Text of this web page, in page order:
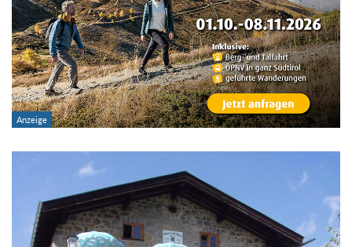
Gebirge:
Hütten-Typ:
Übernachtung:
Suchbegriff: